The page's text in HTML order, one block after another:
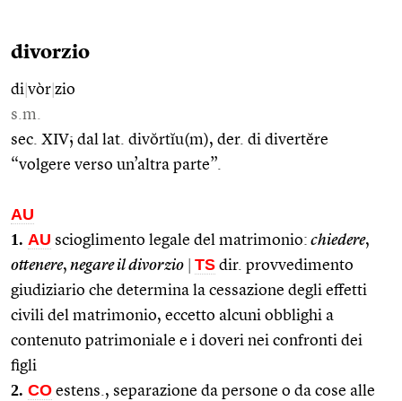
divorzio
di vòr zio
s.m.
sec. XIV; dal lat. divŏrtĭu(m), der. di divertĕre
“volgere verso un’altra parte”.
AU
1. AU scioglimento legale del matrimonio: chiedere,
ottenere, negare il divorzio TS dir. provvedimento
giudiziario che determina la cessazione degli effetti
civili del matrimonio, eccetto alcuni obblighi a
contenuto patrimoniale e i doveri nei confronti dei
figli
2. CO estens., separazione da persone o da cose alle